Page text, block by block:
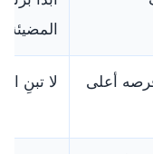
المضيئة
أعلى
لا تبنِ